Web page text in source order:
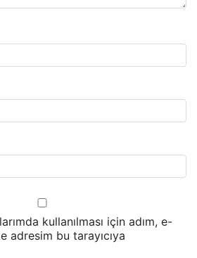
kullanılması için adım, e-
adresim bu tarayıcıya